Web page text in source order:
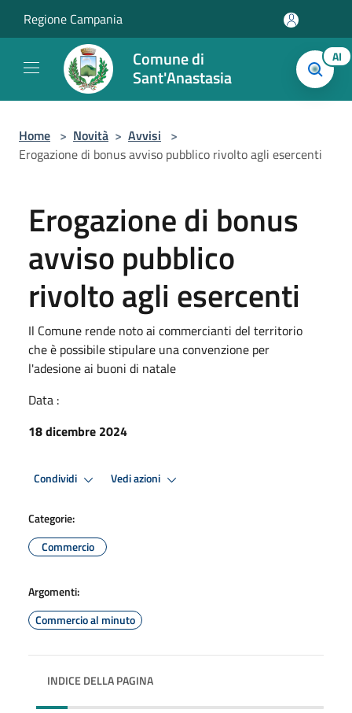
Regione Campania
Comune di
Sant'Anastasia
AI
Home > Novità > Avvisi >
Erogazione di bonus avviso pubblico rivolto agli esercenti
Erogazione di bonus
avviso pubblico
rivolto agli esercenti
Il Comune rende noto ai commercianti del territorio
che è possibile stipulare una convenzione per
l'adesione ai buoni di natale
Data :
18 dicembre 2024
Condividi Vedi azioni
Categorie:
Commercio
Argomenti:
Commercio al minuto
INDICE DELLA PAGINA